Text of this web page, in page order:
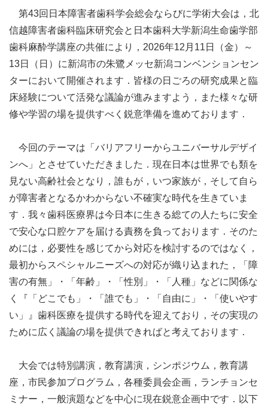
第43回日本障害者歯科学会総会ならびに学術大会は，北
信越障害者歯科臨床研究会と日本歯科大学新潟生命歯学部
歯科麻酔学講座の共催により，2026年12月11日（金）～
13日（日）に新潟市の朱鷺メッセ新潟コンベンションセン
ターにおいて開催されます．皆様の日ごろの研究成果と臨
床経験について活発な議論が進みますよう，また様々な研
修や学習の場を提供すべく鋭意準備を進めております．
今回のテーマは「バリアフリーからユニバーサルデザイ
ンへ」とさせていただきました．現在日本は世界でも類を
見ない高齢社会となり，誰もが，いつ家族が，そして自ら
が障害者となるかわからない不確実な時代を生きていま
す．我々歯科医療界は今日本に生きる総ての人たちに安全
で安心な口腔ケアを届ける責務を負っております．そのた
めには，必要性を感じてから対応を検討するのではなく，
最初からスペシャルニーズへの対応が織り込まれた，「障
害の有無」・「年齢」・「性別」・「人種」などに関係な
く『「どこでも」・「誰でも」・「自由に」・「使いやす
い」』歯科医療を提供する時代を迎えており，その実現の
ために広く議論の場を提供できればと考えております．
大会では特別講演，教育講演，シンポジウム，教育講
座，市民参加プログラム，各種委員会企画，ランチョンセ
ミナー，一般演題などを中心に現在鋭意企画中です．以下